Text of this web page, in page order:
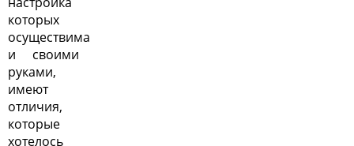
которых
осуществима
и своими
руками,
имеют
отличия,
которые
хотелось